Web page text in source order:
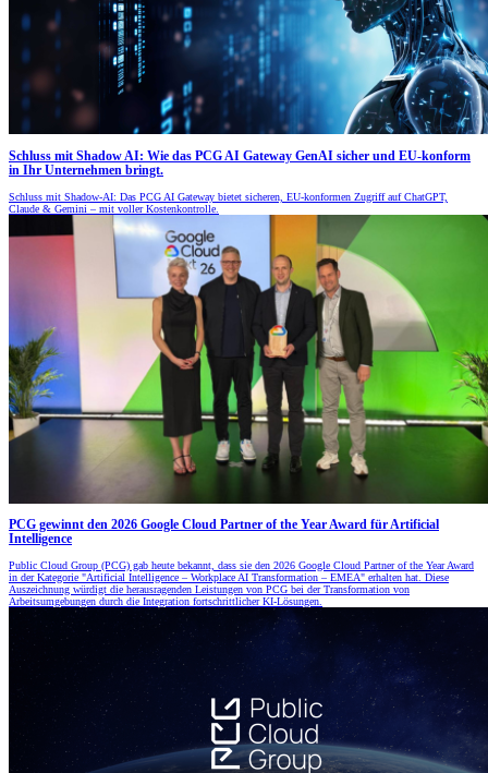
Schluss mit Shadow AI: Wie das PCG AI Gateway GenAI sicher und EU-konform
in Ihr Unternehmen bringt.
Schluss mit Shadow-AI: Das PCG AI Gateway bietet sicheren, EU-konformen Zugriff auf ChatGPT,
Claude & Gemini – mit voller Kostenkontrolle.
PCG gewinnt den 2026 Google Cloud Partner of the Year Award für Artificial
Intelligence
Public Cloud Group (PCG) gab heute bekannt, dass sie den 2026 Google Cloud Partner of the Year Award
in der Kategorie "Artificial Intelligence – Workplace AI Transformation – EMEA" erhalten hat. Diese
Auszeichnung würdigt die herausragenden Leistungen von PCG bei der Transformation von
Arbeitsumgebungen durch die Integration fortschrittlicher KI-Lösungen.